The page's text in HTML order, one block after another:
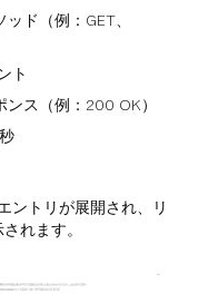
ド（例：GET、
ト
ス（例：200 OK）
ントリが展開され、リ
れます。